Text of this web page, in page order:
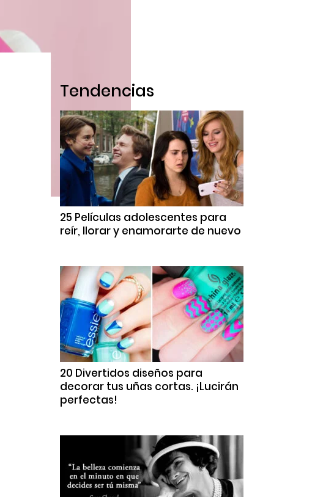
Tendencias
25 Películas adolescentes para
reír, llorar y enamorarte de nuevo
20 Divertidos diseños para
decorar tus uñas cortas. ¡Lucirán
perfectas!